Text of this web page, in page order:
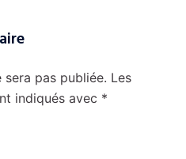
pas publiée. Les
indiqués avec *